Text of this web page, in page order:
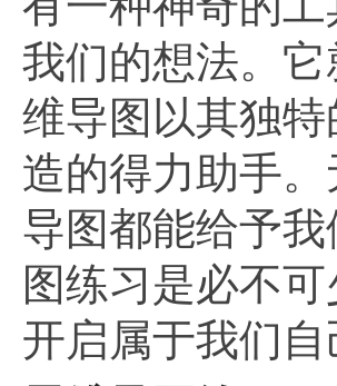
我们的想法。它
维导图以其独
造的得力助手
导图都能给予
图练习是必不
开启属于我们